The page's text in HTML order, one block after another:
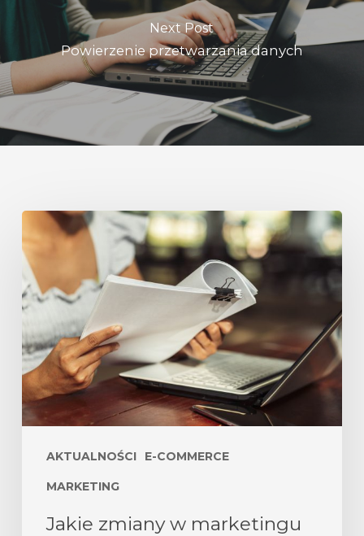
Next Post
Powierzenie przetwarzania danych
AKTUALNOŚCI E-COMMERCE
MARKETING
Jakie zmiany w marketingu